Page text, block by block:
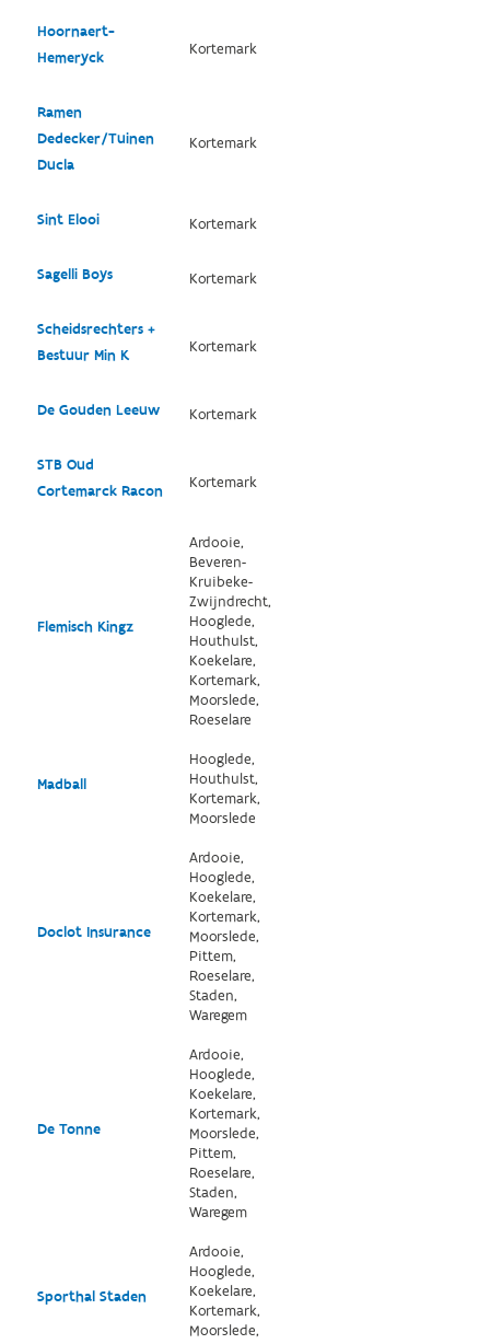
Hoornaert-
Hemeryck
Kortemark
Ramen
Dedecker/Tuinen
Ducla
Kortemark
Sint Elooi Kortemark
Sagelli Boys Kortemark
Scheidsrechters +
Bestuur Min K
Kortemark
De Gouden Leeuw Kortemark
STB Oud
Cortemarck Racon
Kortemark
Flemisch Kingz
Ardooie,
Beveren-
Kruibeke-
Zwijndrecht,
Hooglede,
Houthulst,
Koekelare,
Kortemark,
Moorslede,
Roeselare
Madball
Hooglede,
Houthulst,
Kortemark,
Moorslede
Doclot Insurance
Ardooie,
Hooglede,
Koekelare,
Kortemark,
Moorslede,
Pittem,
Roeselare,
Staden,
Waregem
De Tonne
Ardooie,
Hooglede,
Koekelare,
Kortemark,
Moorslede,
Pittem,
Roeselare,
Staden,
Waregem
Sporthal Staden
Ardooie,
Hooglede,
Koekelare,
Kortemark,
Moorslede,